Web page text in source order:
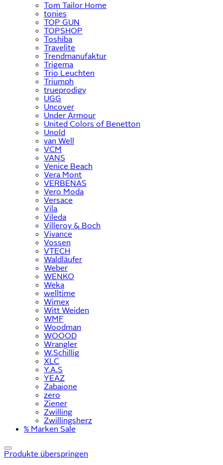
Tom Tailor Home
tonies
TOP GUN
TOPSHOP
Toshiba
Travelite
Trendmanufaktur
Trigema
Trio Leuchten
Triumph
trueprodigy
UGG
Uncover
Under Armour
United Colors of Benetton
Unold
van Well
VCM
VANS
Venice Beach
Vera Mont
VERBENAS
Vero Moda
Versace
Vila
Vileda
Villeroy & Boch
Vivance
Vossen
VTECH
Waldläufer
Weber
WENKO
Weka
welltime
Wimex
Witt Weiden
WMF
Woodman
WOOOD
Wrangler
W.Schillig
XLC
Y.A.S
YEAZ
Zabaione
zero
Ziener
Zwilling
Zwillingsherz
% Marken Sale
Produkte überspringen